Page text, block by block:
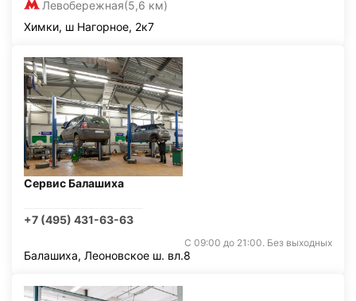
Левобережная(5,6 км)
Химки, ш Нагорное, 2к7
Сервис Балашиха
+7 (495) 431-63-63
С 09:00 до 21:00. Без выходных
Балашиха, Леоновское ш. вл.8